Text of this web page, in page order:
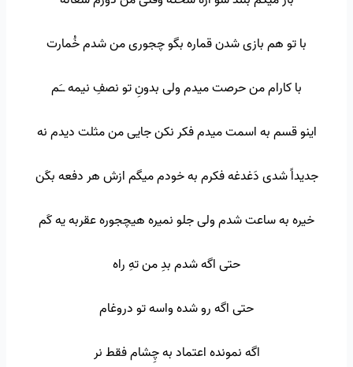
با تو هم بازی شدن قماره بگو چجوری من شدم خُمارت
با کارام من حرصت میدم ولی بدونِ تو نصفِ نیمه ــَم
اینو قسم به اسمت میدم فکر نکن جایی من مثلت دیدم نه
جدیداً شدی دَغدغه فکرم به خودم میگم ازش هر دفعه بکَن
خیره به ساعت شدم ولی جلو نمیره هیچجوره عقربه یه کَم
حتی اگه شدم بدِ من تهِ راه
حتی اگه رو شده واسه تو دروغام
اگه نمونده اعتماد به چِشام فقط نر